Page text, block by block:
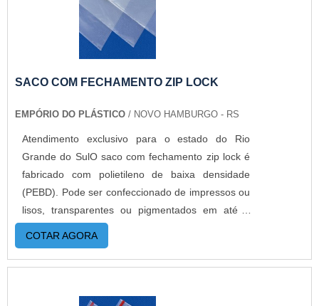
SACO COM FECHAMENTO ZIP LOCK
EMPÓRIO DO PLÁSTICO / NOVO HAMBURGO - RS
Atendimento exclusivo para o estado do Rio
Grande do SulO saco com fechamento zip lock é
fabricado com polietileno de baixa densidade
(PEBD). Pode ser confeccionado de impressos ou
lisos, transparentes ou pigmentados em até 6
cores.O produto já ganhou espaço a muito tempo
na indústria, pois poucas embalagens protegem
tanto um produto como o zip. Simples e altamente
fechamento incrível que atrai muitos empresas.O
COTAR AGORA